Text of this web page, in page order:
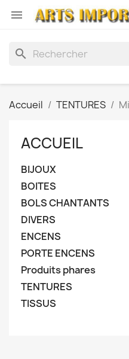

search
Accueil TENTURES
ACCUEIL
BIJOUX
BOITES
BOLS CHANTANTS
DIVERS
ENCENS
PORTE ENCENS
Produits phares
TENTURES
TISSUS